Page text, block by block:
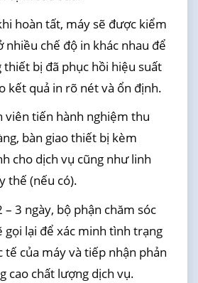
hoàn tất, máy sẽ được kiểm
nhiều chế độ in khác nhau để
thiết bị đã phục hồi hiệu suất
kết quả in rõ nét và ổn định.
viên tiến hành nghiệm thu
bàn giao thiết bị kèm
cho dịch vụ cũng như linh
thế (nếu có).
– 3 ngày, bộ phận chăm sóc
gọi lại để xác minh tình trạng
tế của máy và tiếp nhận phản
cao chất lượng dịch vụ.